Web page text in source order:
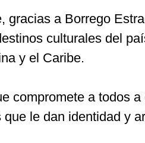
gracias a Borrego
culturales del
y el Caribe.
compromete a todos
le dan identidad y